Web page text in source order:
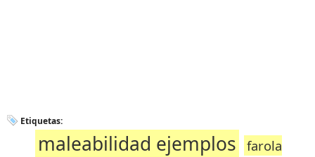
Etiquetas:
maleabilidad ejemplos
farola